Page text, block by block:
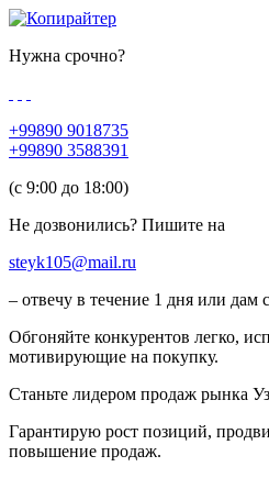
Нужна срочно?
+99890 9018735
+99890 3588391
(c 9:00 до 18:00)
Не дозвонились? Пишите на
steyk105@mail.ru
– отвечу в течение 1 дня или дам
Обгоняйте конкурентов легко,
мотивирующие на покупку.
Станьте лидером продаж рынка
Гарантирую рост позиций,
повышение продаж.